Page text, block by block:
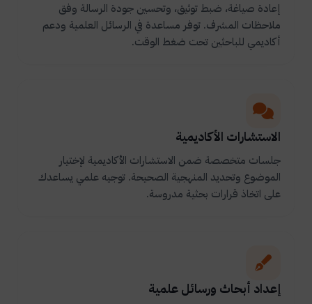
إعادة صياغة، ضبط توثيق، وتحسين جودة الرسالة وفق
ملاحظات المشرف. توفر مساعدة في الرسائل العلمية ودعم
أكاديمي للباحثين تحت ضغط الوقت.
الاستشارات الأكاديمية
جلسات متخصصة ضمن الاستشارات الأكاديمية لإختيار
الموضوع وتحديد المنهجية الصحيحة. توجيه علمي يساعدك
على اتخاذ قرارات بحثية مدروسة.
إعداد أبحاث ورسائل علمية